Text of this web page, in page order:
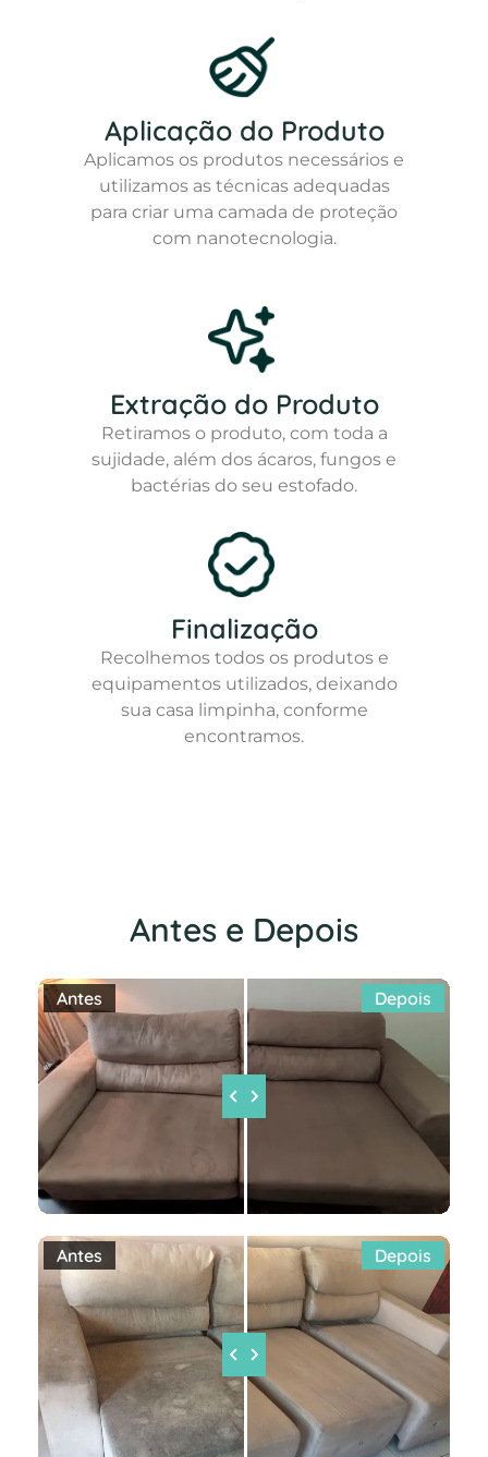
Aplicação do Produto
Aplicamos os produtos necessários e
utilizamos as técnicas adequadas
para criar uma camada de proteção
com nanotecnologia.
Extração do Produto
Retiramos o produto, com toda a
sujidade, além dos ácaros, fungos e
bactérias do seu estofado.
Finalização
Recolhemos todos os produtos e
equipamentos utilizados, deixando
sua casa limpinha, conforme
encontramos.
Antes e Depois
Antes Depois
Antes Depois